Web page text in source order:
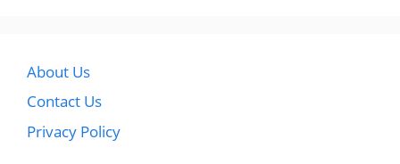
About Us
Contact Us
Privacy Policy